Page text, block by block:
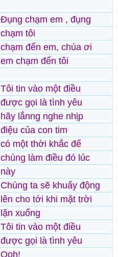
Đụng chạm em , đụng
chạm tôi
chạm đến em, chúa ơi
em chạm đến tôi
Tôi tin vào một điều
được gọi là tình yêu
hãy lắnng nghe nhịp
điệu của con tim
có một thời khắc để
chúng làm điều đó lúc
này
Chúng ta sẽ khuấy động
lên cho tới khi mặt trời
lặn xuống
Tôi tin vào một điều
được gọi là tình yêu
Ooh!